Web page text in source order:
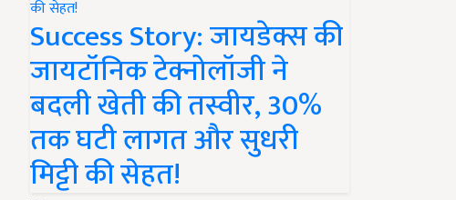
Success Story: जायडेक्स की
जायटॉनिक टेक्नोलॉजी ने
बदली खेती की तस्वीर, 30%
तक घटी लागत और सुधरी
मिट्टी की सेहत!